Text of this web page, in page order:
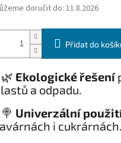
doručit do:11.8.2026
Přidat do
Ekologické řešení
a odpadu.
Univerzální
i cukrárnách.